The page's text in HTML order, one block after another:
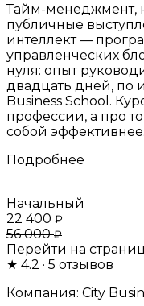
Тайм-менеджмент,
публичные
интеллект —
управленческих
нуля: опыт
двадцать дней, по
Business School.
профессии, а про
собой эффективнее.
Подробнее
Начальный
22 400 ₽
56 000₽
Перейти на
★ 4.2 · 5 отзывов
Компания: City